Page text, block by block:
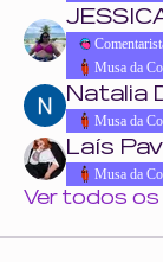
Musa da
Natalia
Musa da
Laís
Musa da
Ver todos